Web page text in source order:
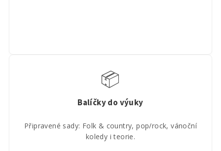
📦
Balíčky do výuky
Připravené sady: Folk & country, pop/rock, vánoční
koledy i teorie.